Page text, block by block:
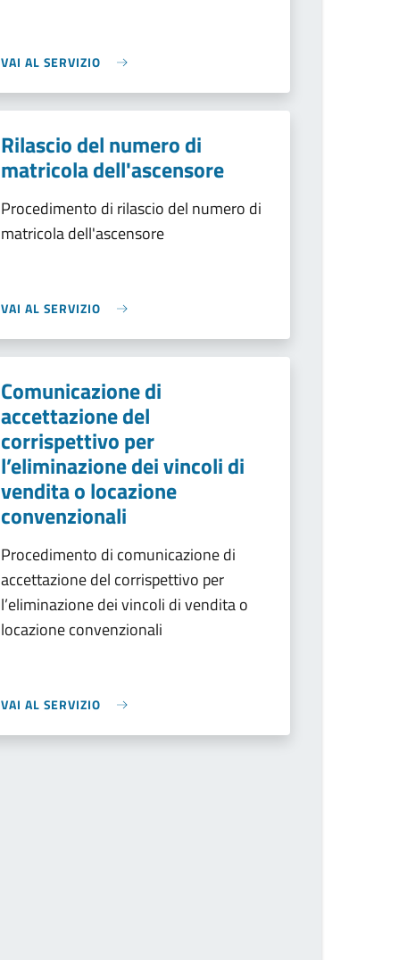
VAI AL SERVIZIO
Rilascio del numero di
matricola dell'ascensore
Procedimento di rilascio del numero di
matricola dell'ascensore
VAI AL SERVIZIO
Comunicazione di
accettazione del
corrispettivo per
l’eliminazione dei vincoli di
vendita o locazione
convenzionali
Procedimento di comunicazione di
accettazione del corrispettivo per
l’eliminazione dei vincoli di vendita o
locazione convenzionali
VAI AL SERVIZIO